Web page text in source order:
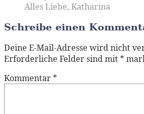
Alles Liebe, Katharina
Schreibe einen
Deine E-Mail-Adresse wird nicht
Erforderliche Felder sind mit *
Kommentar *